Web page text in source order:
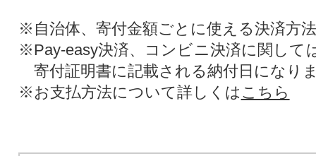
※自治体、寄付金額ごとに使える決済方
※Pay-easy決済、コンビニ決済に関して
寄付証明書に記載される納付日になり
※お支払方法について詳しくは こちら